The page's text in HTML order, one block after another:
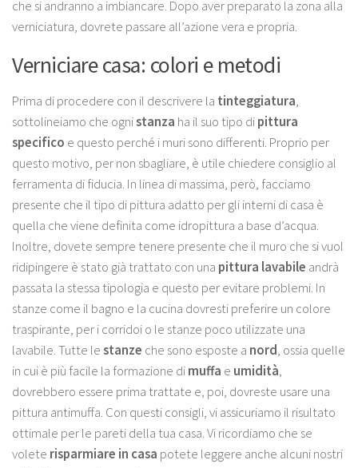
che si andranno a imbiancare. Dopo aver preparato la zona alla
verniciatura, dovrete passare all’azione vera e propria.
Verniciare casa: colori e metodi
Prima di procedere con il descrivere la tinteggiatura,
sottolineiamo che ognistanza ha il suo tipo dipittura
specifico e questo perché i muri sono differenti. Proprio per
questo motivo, per non sbagliare, è utile chiedere consiglio al
ferramenta di fiducia. In linea di massima, però, facciamo
presente che il tipo di pittura adatto per gli interni di casa è
quella che viene definita come idropittura a base d’acqua.
Inoltre, dovete sempre tenere presente che il muro che si vuol
ridipingere è stato già trattato con una pittura lavabile andrà
passata la stessa tipologia e questo per evitare problemi. In
stanze come il bagno e la cucina dovresti preferire un colore
traspirante, per i corridoi o le stanze poco utilizzate una
lavabile. Tutte lestanze che sono esposte a nord, ossia quelle
in cui è più facile la formazione dimuffa e umidità,
dovrebbero essere prima trattate e, poi, dovreste usare una
pittura antimuffa. Con questi consigli, vi assicuriamo il risultato
ottimale per le pareti della tua casa. Vi ricordiamo che se
volete risparmiare in casa potete leggere anche alcuni nostri